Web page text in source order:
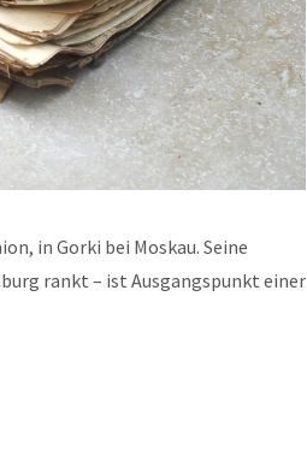
in Gorki bei Moskau. Seine
rankt – ist Ausgangspunkt einer